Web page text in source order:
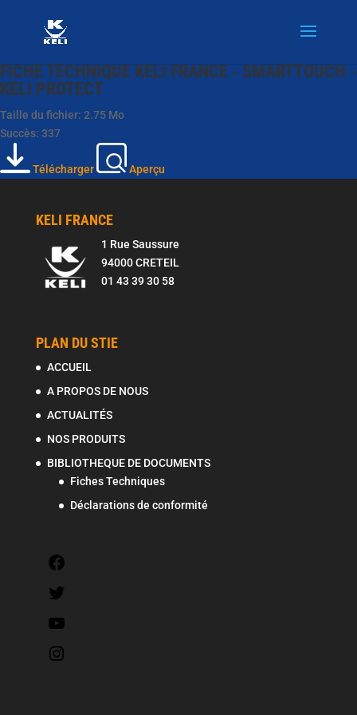
FICHE TECHNIQUE KELI FRANCE - SMARTTOUCH -
KELI PROTECT
Taille du fichier: 2.75 Mo
Succès: 337
Télécharger Aperçu
KELI FRANCE
1 Rue Saussure
94000 CRETEIL
01 43 39 30 58
PLAN DU STIE
ACCUEIL
A PROPOS DE NOUS
ACTUALITÉS
NOS PRODUITS
BIBLIOTHEQUE DE DOCUMENTS
Fiches Techniques
Déclarations de conformité